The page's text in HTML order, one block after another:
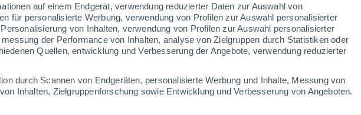
auf einem Endgerät, verwendung reduzierter Daten zur Auswahl von
für personalisierte Werbung, verwendung von Profilen zur Auswahl personalisierter
von Inhalten, verwendung von Profilen zur Auswahl personalisierter
der Performance von Inhalten, analyse von Zielgruppen durch Statistiken oder
Quellen, entwicklung und Verbesserung der Angebote, verwendung reduzierter
durch Scannen von Endgeräten, personalisierte Werbung und Inhalte, Messung von
Inhalten, Zielgruppenforschung sowie Entwicklung und Verbesserung von Angeboten.